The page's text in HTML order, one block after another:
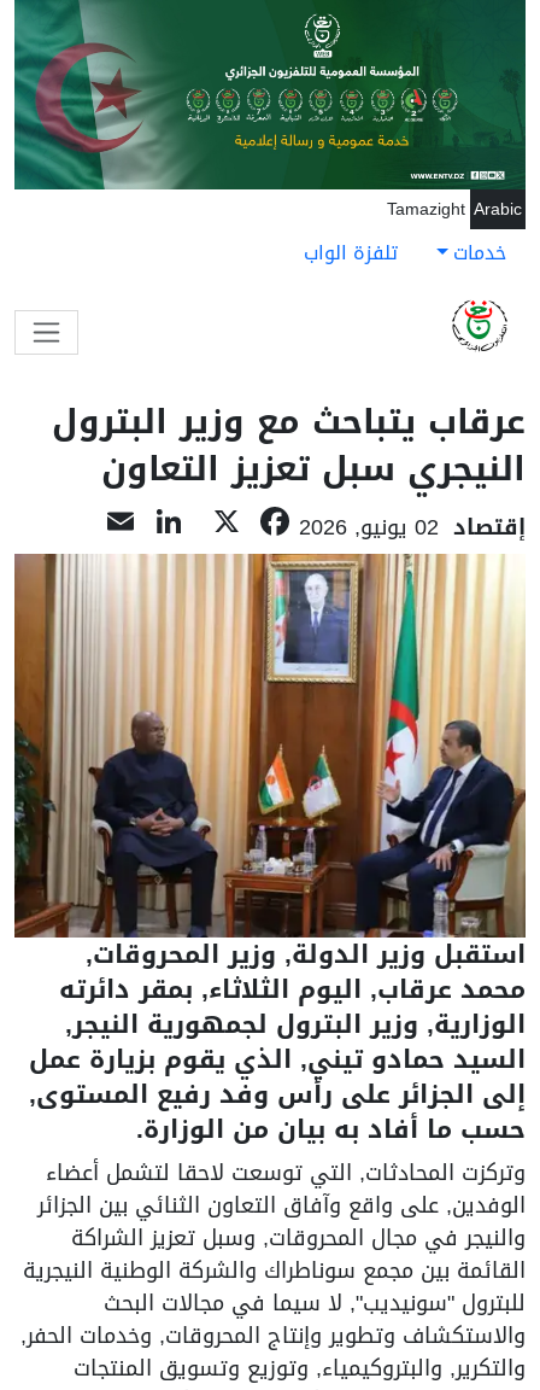
تجاوز إلى المحتوى الرئيسي
Arabic
Tamazight
خدمات تلفزة الواب
عرقاب يتباحث مع وزير البترول
النيجري سبل تعزيز التعاون
إقتصاد 02 يونيو, 2026 Facebook
LinkedIn
استقبل وزير الدولة, وزير المحروقات,
محمد عرقاب, اليوم الثلاثاء, بمقر دائرته
الوزارية, وزير البترول لجمهورية النيجر,
السيد حمادو تيني, الذي يقوم بزيارة عمل
إلى الجزائر على رأس وفد رفيع المستوى,
حسب ما أفاد به بيان من الوزارة.
وتركزت المحادثات, التي توسعت لاحقا لتشمل أعضاء
الوفدين, على واقع وآفاق التعاون الثنائي بين الجزائر
والنيجر في مجال المحروقات, وسبل تعزيز الشراكة
القائمة بين مجمع سوناطراك والشركة الوطنية النيجرية
للبترول "سونيديب", لا سيما في مجالات البحث
والاستكشاف وتطوير وإنتاج المحروقات, وخدمات الحفر,
والتكرير, والبتروكيمياء, وتوزيع وتسويق المنتجات